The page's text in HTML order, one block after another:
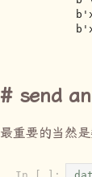
send
最重要的当然是